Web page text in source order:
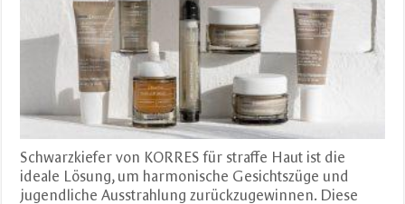
Schwarzkiefer von KORRES für straffe Haut ist die
ideale Lösung, um harmonische Gesichtszüge und
jugendliche Ausstrahlung zurückzugewinnen. Diese